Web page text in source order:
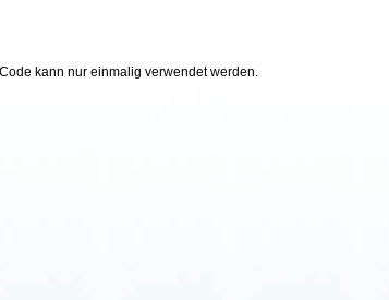
kann nur einmalig verwendet werden.